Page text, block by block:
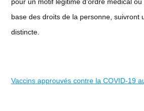
base des droits de la personne, suivront
distincte.
Vaccins approuvés contre la COVID-19